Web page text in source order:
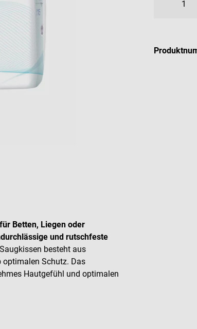
für Betten, Liegen oder
und rutschfeste
besteht aus
optimalen Schutz. Das
Hautgefühl und optimalen